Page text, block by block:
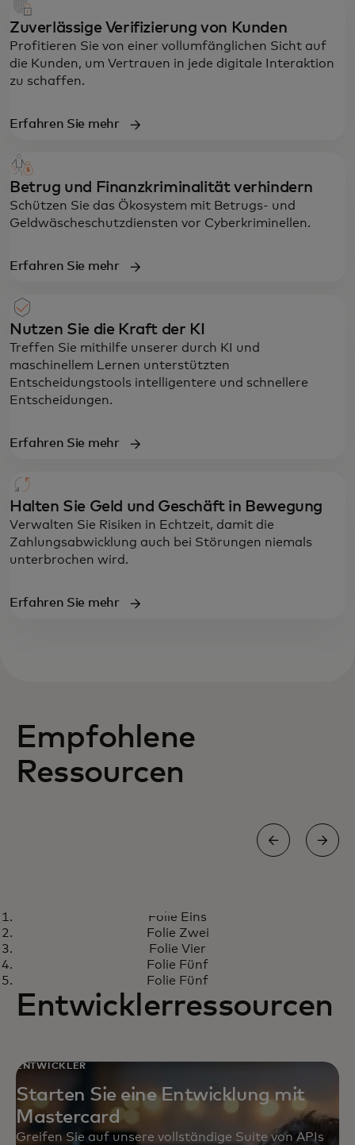
Zuverlässige Verifizierung von Kunden
Profitieren Sie von einer vollumfänglichen Sicht auf
die Kunden, um Vertrauen in jede digitale Interaktion
zu schaffen.
Erfahren Sie mehr
Betrug und Finanzkriminalität verhindern
Schützen Sie das Ökosystem mit Betrugs- und
Geldwäscheschutzdiensten vor Cyberkriminellen.
Erfahren Sie mehr
Nutzen Sie die Kraft der KI
Treffen Sie mithilfe unserer durch KI und
maschinellem Lernen unterstützten
Entscheidungstools intelligentere und schnellere
Entscheidungen.
Erfahren Sie mehr
Halten Sie Geld und Geschäft in Bewegung
Verwalten Sie Risiken in Echtzeit, damit die
Zahlungsabwicklung auch bei Störungen niemals
unterbrochen wird.
Erfahren Sie mehr
Empfohlene
Ressourcen
Forrester bezeichnet
Mastercard Cyber Quant als
starken Akteur
Erfahren Sie mehr
Folie Eins
Folie Zwei
Folie Vier
Folie Fünf
Folie Fünf
Entwicklerressourcen
ENTWICKLER
Starten Sie eine Entwicklung mit
Mastercard
Greifen Sie auf unsere vollständige Suite von APIs